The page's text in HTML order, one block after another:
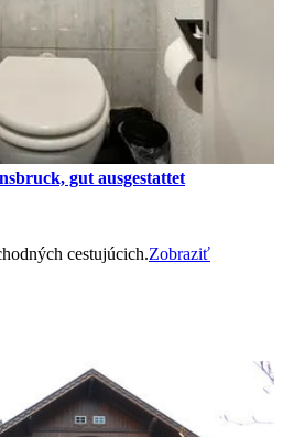
gut ausgestattet
cestujúcich.Zobraziť